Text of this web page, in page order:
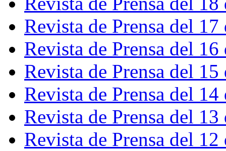
Revista de Prensa del
Revista de Prensa del
Revista de Prensa del
Revista de Prensa del
Revista de Prensa del
Revista de Prensa del